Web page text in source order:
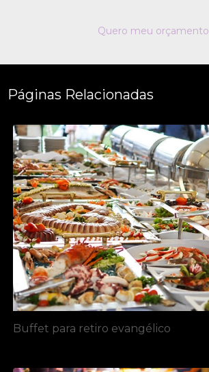
Quero meu orçamento
Páginas Relacionadas
Buffet para retiro evangélico